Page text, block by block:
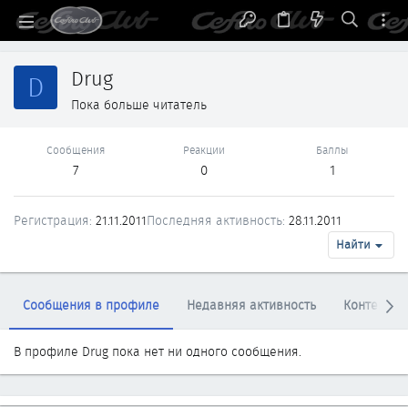
D Drug
Пока больше читатель
Сообщения
7
Реакции
0
Баллы
1
Регистрация 21.11.2011Последняя активность 28.11.2011
Найти
Сообщения в профиле Недавняя активность Контент
В профиле Drug пока нет ни одного сообщения.